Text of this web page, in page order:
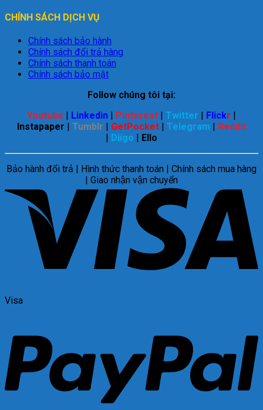
CHÍNH SÁCH DỊCH VỤ
Chính sách bảo hành
Chính sách đổi trả hàng
Chính sách thanh toán
Chính sách bảo mật
Follow chúng tôi tại:
Youtube
Linkedin Pinterest Twitter Flickr
Instapaper
Tumblr GetPocket Telegram
Reddit
Diigo Ello
Bảo hành đổi trả | Hình thức thanh toán | Chính sách mua hàng
| Giao nhận vận chuyển
Visa